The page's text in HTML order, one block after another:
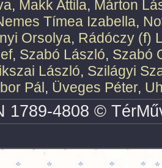
, Makk Attila, Márton
Tímea Izabella,
Orsolya, Rádóczy (f)
, Szabó László, Szabó
László, Szilágyi
Pál, Üveges Péter,
1789-4808 ©